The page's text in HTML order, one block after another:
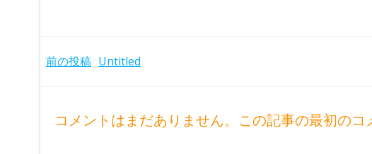
Post
前の投稿 Untitled
コメントはまだありません。この記事の最初のコ